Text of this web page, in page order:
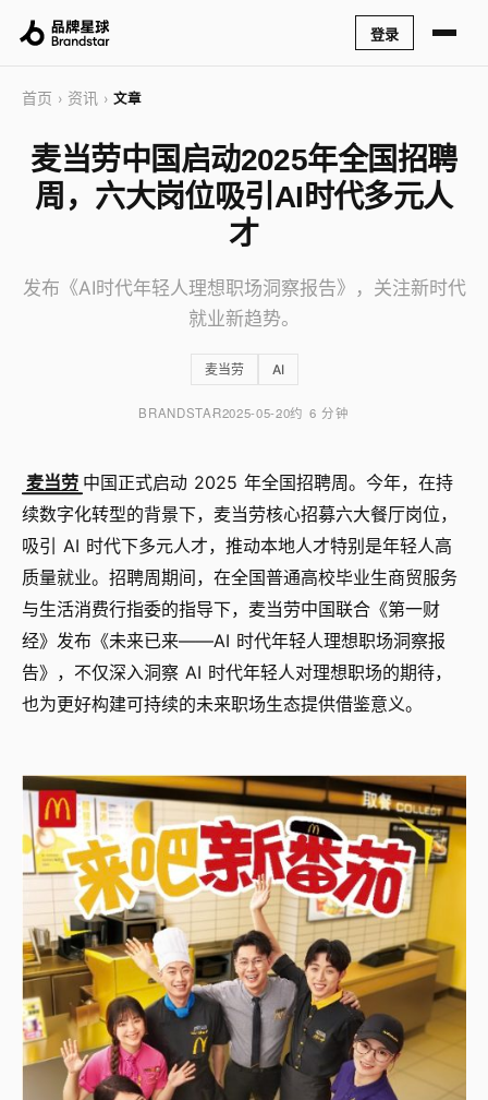
登录
首页 › 资讯 › 文章
麦当劳中国启动2025年全国招聘
周，六大岗位吸引AI时代多元人
才
发布《AI时代年轻人理想职场洞察报告》，关注新时代
就业新趋势。
麦当劳 AI
BRANDSTAR2025-05-20约 6 分钟
麦当劳 中国正式启动 2025 年全国招聘周。今年，在持
续数字化转型的背景下，麦当劳核心招募六大餐厅岗位，
吸引 AI 时代下多元人才，推动本地人才特别是年轻人高
质量就业。招聘周期间，在全国普通高校毕业生商贸服务
与生活消费行指委的指导下，麦当劳中国联合《第一财
经》发布《未来已来——AI 时代年轻人理想职场洞察报
告》，不仅深入洞察 AI 时代年轻人对理想职场的期待，
也为更好构建可持续的未来职场生态提供借鉴意义。